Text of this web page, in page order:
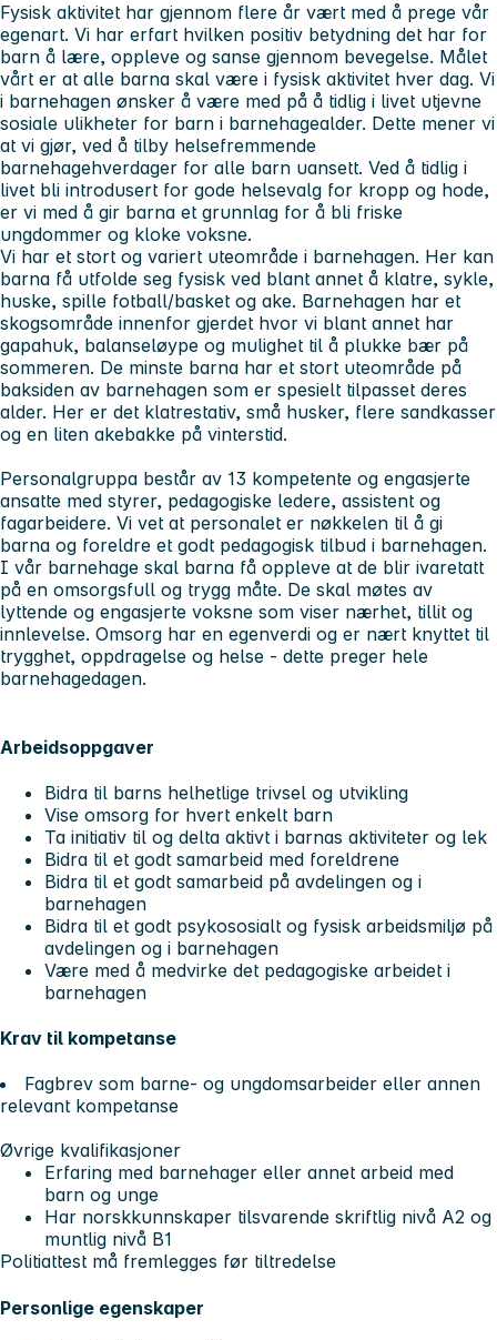
Fysisk aktivitet har gjennom flere år vært med å prege vår
egenart. Vi har erfart hvilken positiv betydning det har for
barn å lære, oppleve og sanse gjennom bevegelse. Målet
vårt er at alle barna skal være i fysisk aktivitet hver dag. Vi
i barnehagen ønsker å være med på å tidlig i livet utjevne
sosiale ulikheter for barn i barnehagealder. Dette mener vi
at vi gjør, ved å tilby helsefremmende
barnehagehverdager for alle barn uansett. Ved å tidlig i
livet bli introdusert for gode helsevalg for kropp og hode,
er vi med å gir barna et grunnlag for å bli friske
ungdommer og kloke voksne.
Vi har et stort og variert uteområde i barnehagen. Her kan
barna få utfolde seg fysisk ved blant annet å klatre, sykle,
huske, spille fotball/basket og ake. Barnehagen har et
skogsområde innenfor gjerdet hvor vi blant annet har
gapahuk, balanseløype og mulighet til å plukke bær på
sommeren. De minste barna har et stort uteområde på
baksiden av barnehagen som er spesielt tilpasset deres
alder. Her er det klatrestativ, små husker, flere sandkasser
og en liten akebakke på vinterstid.
Personalgruppa består av 13 kompetente og engasjerte
ansatte med styrer, pedagogiske ledere, assistent og
fagarbeidere. Vi vet at personalet er nøkkelen til å gi
barna og foreldre et godt pedagogisk tilbud i barnehagen.
I vår barnehage skal barna få oppleve at de blir ivaretatt
på en omsorgsfull og trygg måte. De skal møtes av
lyttende og engasjerte voksne som viser nærhet, tillit og
innlevelse. Omsorg har en egenverdi og er nært knyttet til
trygghet, oppdragelse og helse - dette preger hele
barnehagedagen.
Arbeidsoppgaver
Bidra til barns helhetlige trivsel og utvikling
Vise omsorg for hvert enkelt barn
Ta initiativ til og delta aktivt i barnas aktiviteter og lek
Bidra til et godt samarbeid med foreldrene
Bidra til et godt samarbeid på avdelingen og i
barnehagen
Bidra til et godt psykososialt og fysisk arbeidsmiljø på
avdelingen og i barnehagen
Være med å medvirke det pedagogiske arbeidet i
barnehagen
Krav til kompetanse
Fagbrev som barne- og ungdomsarbeider eller annen
relevant kompetanse
Øvrige kvalifikasjoner
Erfaring med barnehager eller annet arbeid med
barn og unge
Har norskkunnskaper tilsvarende skriftlig nivå A2 og
muntlig nivå B1
Politiattest må fremlegges før tiltredelse
Personlige egenskaper